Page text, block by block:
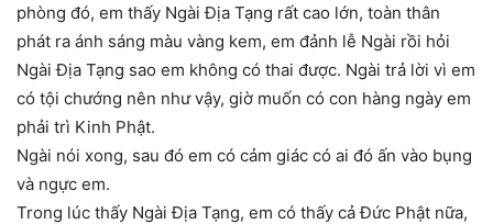
phòng đó, em thấy Ngài Địa Tạng rất cao lớn, toàn thân
phát ra ánh sáng màu vàng kem, em đảnh lễ Ngài rồi hỏi
Ngài Địa Tạng sao em không có thai được. Ngài trả lời vì em
có tội chướng nên như vậy, giờ muốn có con hàng ngày em
phải trì Kinh Phật.
Ngài nói xong, sau đó em có cảm giác có ai đó ấn vào bụng
và ngực em.
Trong lúc thấy Ngài Địa Tạng, em có thấy cả Đức Phật nữa,